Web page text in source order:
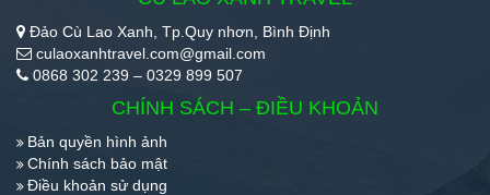
Đảo Cù Lao Xanh, Tp.Quy nhơn, Bình Định
culaoxanhtravel.com@gmail.com
0868 302 239 – 0329 899 507
CHÍNH SÁCH – ĐIỀU KHOẢN
Bản quyền hình ảnh
Chính sách bảo mật
Điều khoản sử dụng